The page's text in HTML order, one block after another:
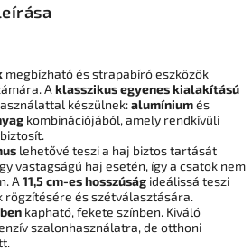
megbízható és strapabíró eszközök
A klasszikus egyenes kialakítású
készülnek:alumíniumés
kombinációjából, amely rendkívüli
lehetővé teszi a haj biztos tartását
vastagságú haj esetén, így a csatok nem
A 11,5 cm-es hosszúság ideálissá teszi
rögzítésére és szétválasztására.
kapható, fekete színben. Kiváló
szalonhasználatra, de otthoni